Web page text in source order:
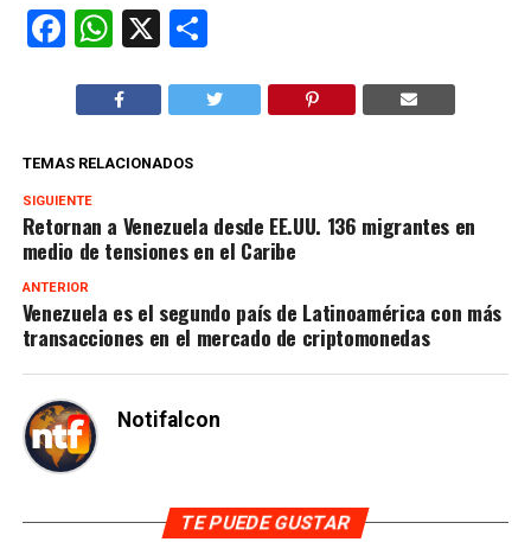
Facebook
WhatsApp
X Compartir
TEMAS RELACIONADOS
SIGUIENTE
Retornan a Venezuela desde EE.UU. 136 migrantes en
medio de tensiones en el Caribe
ANTERIOR
Venezuela es el segundo país de Latinoamérica con más
transacciones en el mercado de criptomonedas
Notifalcon
TE PUEDE GUSTAR